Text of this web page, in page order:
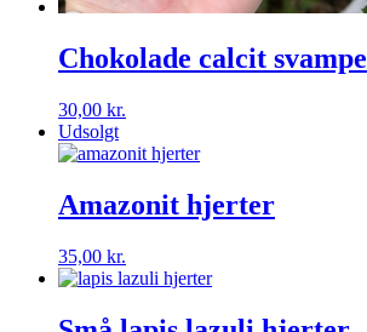
Chokolade calcit svampe
30,00 kr.
Udsolgt
Amazonit hjerter
35,00 kr.